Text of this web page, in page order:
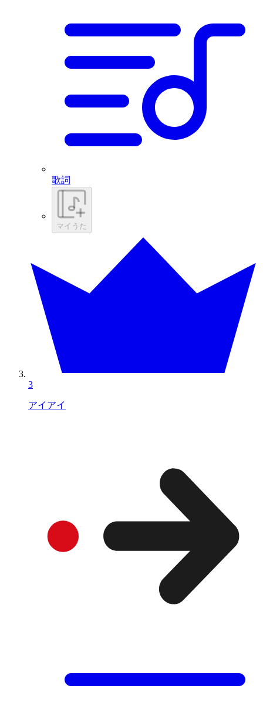
歌詞
マイうた
3
アイアイ